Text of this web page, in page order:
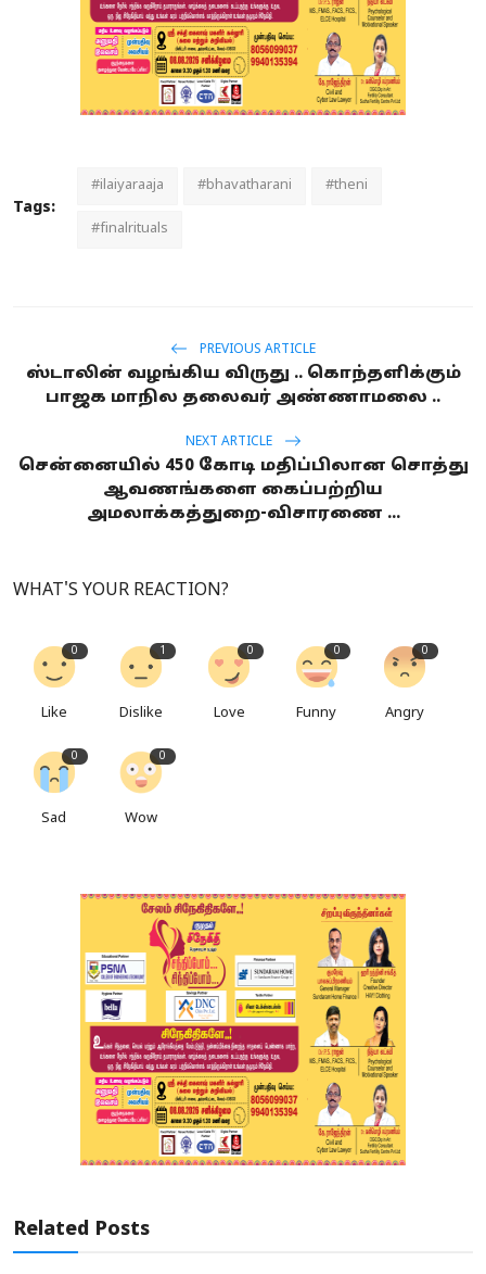
Tags:
#ilaiyaraaja #bhavatharani #theni
#finalrituals
PREVIOUS ARTICLE
ஸ்டாலின் வழங்கிய விருது .. கொந்தளிக்கும்
பாஜக மாநில தலைவர் அண்ணாமலை ..
NEXT ARTICLE
சென்னையில் 450 கோடி மதிப்பிலான சொத்து
ஆவணங்களை கைப்பற்றிய
அமலாக்கத்துறை-விசாரணை ...
WHAT'S YOUR REACTION?
0
Like
1
Dislike
0
Love
0
Funny
0
Angry
0
Sad
0
Wow
Related Posts